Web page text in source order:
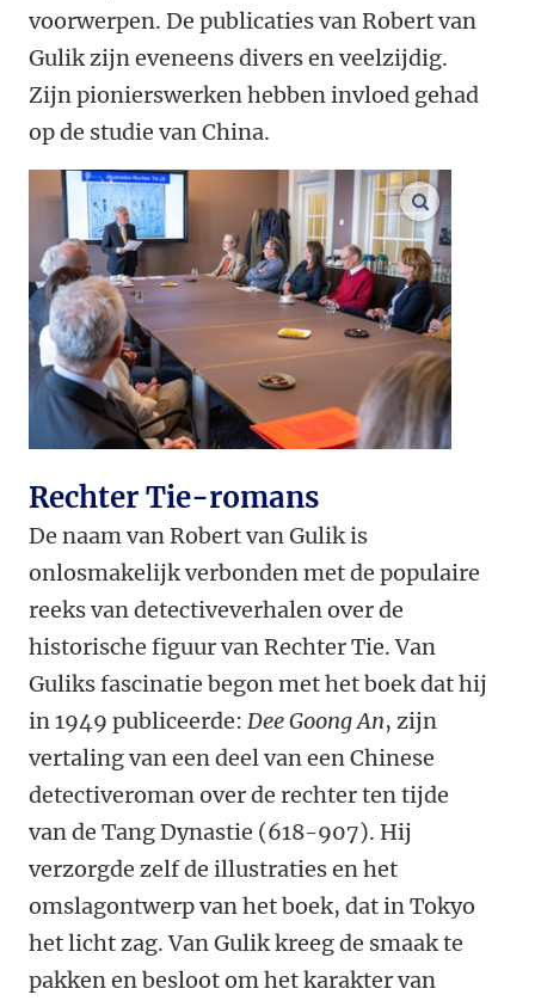
voorwerpen. De publicaties van Robert van
Gulik zijn eveneens divers en veelzijdig.
Zijn pionierswerken hebben invloed gehad
op de studie van China.
vergroot
Rechter Tie-romans
De naam van Robert van Gulik is
onlosmakelijk verbonden met de populaire
reeks van detectiveverhalen over de
historische figuur van Rechter Tie. Van
Guliks fascinatie begon met het boek dat hij
in 1949 publiceerde: Dee Goong An, zijn
vertaling van een deel van een Chinese
detectiveroman over de rechter ten tijde
van de Tang Dynastie (618-907). Hij
verzorgde zelf de illustraties en het
omslagontwerp van het boek, dat in Tokyo
het licht zag. Van Gulik kreeg de smaak te
pakken en besloot om het karakter van